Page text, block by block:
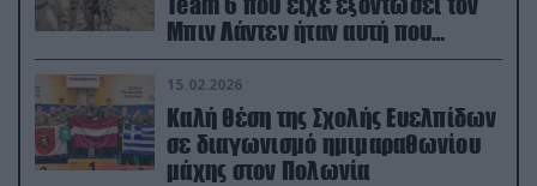
Μπιν Λάντεν ήταν αυτή που
διέσωσε τον πιλότο του F-15
15.02.2026
Καλή θέση της Σχολής Ευελπίδων
σε διαγωνισμό ημιμαραθωνίου
μάχης στον Πολωνία